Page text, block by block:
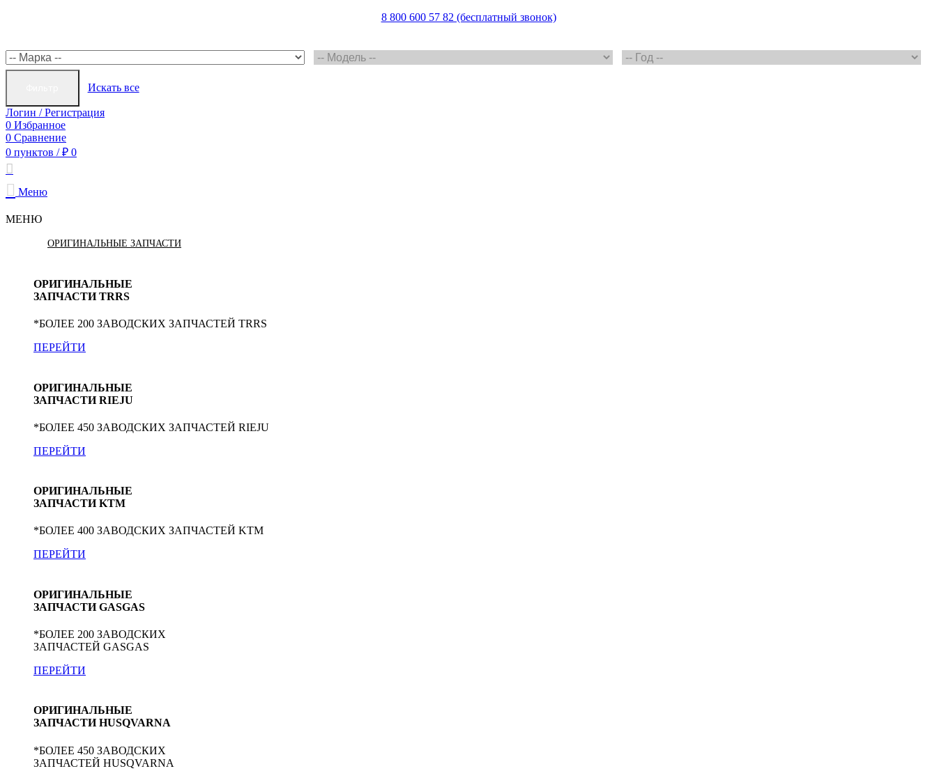
8 800 600 57 82 (бесплатный звонок)
Искать все
Логин / Регистрация
0 Избранное
0 Сравнение
0 пунктов / ₽ 0
Меню
МЕНЮ
ОРИГИНАЛЬНЫЕ ЗАПЧАСТИ
ОРИГИНАЛЬНЫЕ
ЗАПЧАСТИ TRRS
*БОЛЕЕ 200 ЗАВОДСКИХ ЗАПЧАСТЕЙ TRRS
ПЕРЕЙТИ
ОРИГИНАЛЬНЫЕ
ЗАПЧАСТИ RIEJU
*БОЛЕЕ 450 ЗАВОДСКИХ ЗАПЧАСТЕЙ RIEJU
ПЕРЕЙТИ
ОРИГИНАЛЬНЫЕ
ЗАПЧАСТИ KTM
*БОЛЕЕ 400 ЗАВОДСКИХ ЗАПЧАСТЕЙ KTM
ПЕРЕЙТИ
ОРИГИНАЛЬНЫЕ
ЗАПЧАСТИ GASGAS
*БОЛЕЕ 200 ЗАВОДСКИХ
ЗАПЧАСТЕЙ GASGAS
ПЕРЕЙТИ
ОРИГИНАЛЬНЫЕ
ЗАПЧАСТИ HUSQVARNA
*БОЛЕЕ 450 ЗАВОДСКИХ
ЗАПЧАСТЕЙ HUSQVARNA